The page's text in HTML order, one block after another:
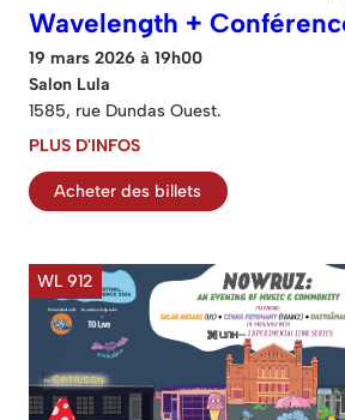
Wavelength +
19 mars 2026 à 19h00
Salon Lula
1585, rue Dundas Ouest.
PLUS D'INFOS
Acheter des billets
WL 912